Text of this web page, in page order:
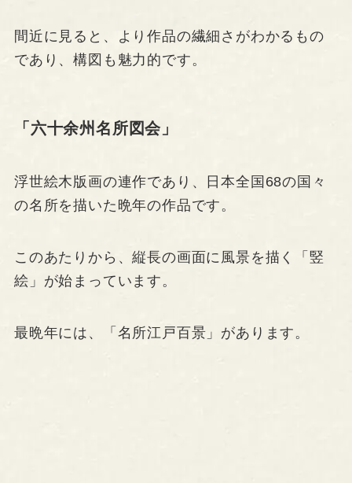
間近に見ると、より作品の繊細さがわかるもの
であり、構図も魅力的です。
「六十余州名所図会」
浮世絵木版画の連作であり、日本全国68の国々
の名所を描いた晩年の作品です。
このあたりから、縦長の画面に風景を描く「竪
絵」が始まっています。
最晩年には、「名所江戸百景」があります。